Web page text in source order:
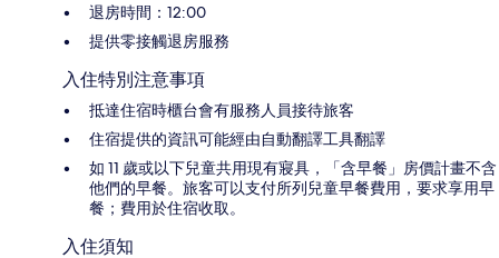
退房時間：12:00
提供零接觸退房服務
入住特別注意事項
抵達住宿時櫃台會有服務人員接待旅客
住宿提供的資訊可能經由自動翻譯工具翻譯
如 11 歲或以下兒童共用現有寢具，「含早餐」房價計畫不含
他們的早餐。旅客可以支付所列兒童早餐費用，要求享用早
餐；費用於住宿收取。
入住須知